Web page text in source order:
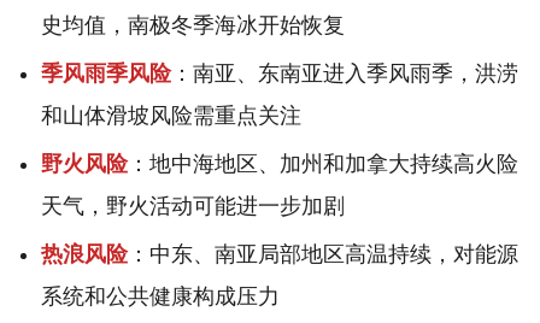
史均值，南极冬季海冰开始恢复
季风雨季风险：南亚、东南亚进入季风雨季，洪涝
和山体滑坡风险需重点关注
野火风险：地中海地区、加州和加拿大持续高火险
天气，野火活动可能进一步加剧
热浪风险：中东、南亚局部地区高温持续，对能源
系统和公共健康构成压力